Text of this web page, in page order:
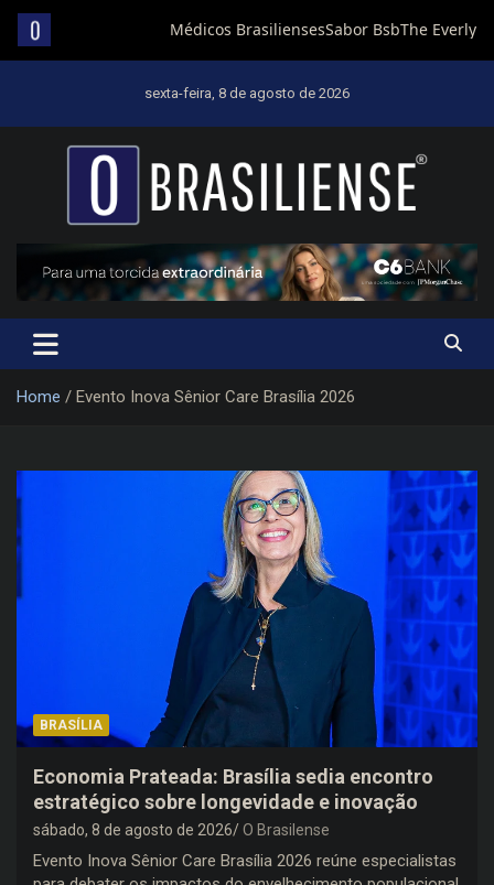
sexta-feira, 8 de agosto de 2026
Um diário de notícias que trabalha por Brasília
Home Evento Inova Sênior Care Brasília 2026
BRASÍLIA
Economia Prateada: Brasília sedia encontro
estratégico sobre longevidade e inovação
sábado, 8 de agosto de 2026 O Brasilense
Evento Inova Sênior Care Brasília 2026 reúne especialistas